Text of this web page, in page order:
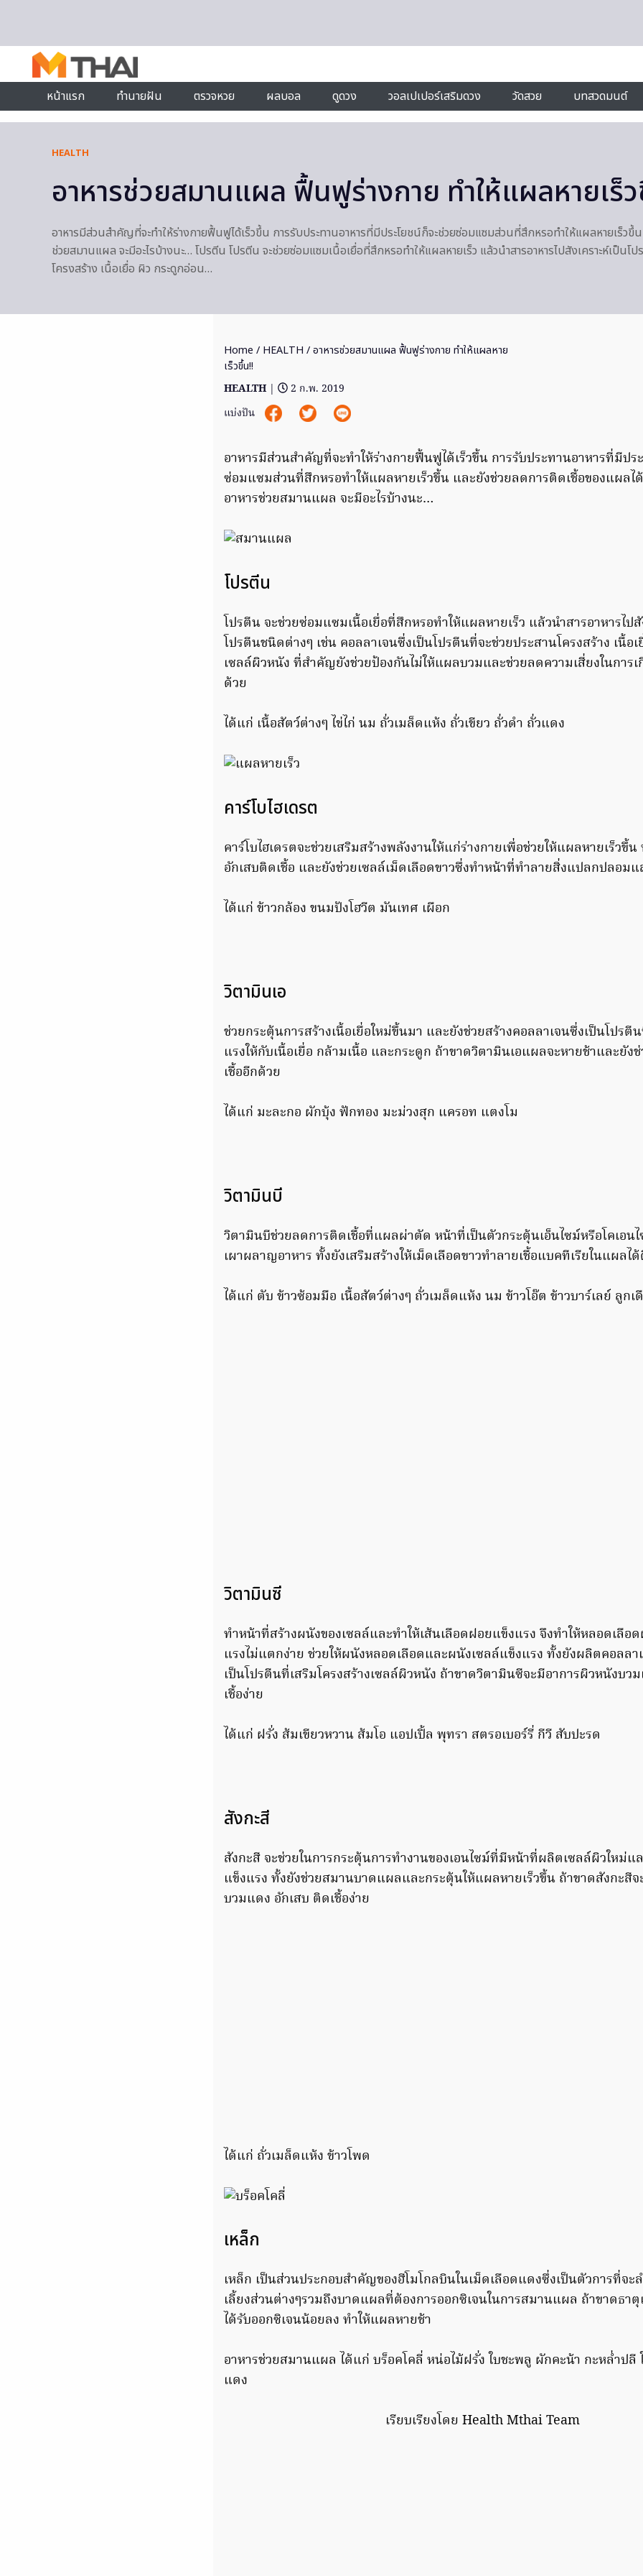
หน้าแรก ทำนายฝัน ตรวจหวย ผลบอล ดูดวง วอลเปเปอร์เสริมดวง วัดสวย บทสวดมนต์
HEALTH
อาหารช่วยสมานแผล ฟื้นฟูร่างกาย ทำให้แผลหายเร็
อาหารมีส่วนสำคัญที่จะทำให้ร่างกายฟื้นฟูได้เร็วขึ้น การรับประทานอาหารที่มีประโยชน์ก็จะช่วยซ่อมแซมส่วนที่สึกหรอทำให้แผลหายเร็ว
ช่วยสมานแผล จะมีอะไรบ้างนะ… โปรตีน โปรตีน จะช่วยซ่อมแซมเนื้อเยื่อที่สึกหรอทำให้แผลหายเร็ว แล้วนำสารอาหารไปสังเคราะห์เป็น
โครงสร้าง เนื้อเยื่อ ผิว กระดูกอ่อน…
Home / HEALTH / อาหารช่วยสมานแผล ฟื้นฟูร่างกาย ทำให้แผลหาย
เร็วขึ้น!!
HEALTH |
2 ก.พ. 2019
แบ่งปัน
อาหารมีส่วนสำคัญที่จะทำให้ร่างกายฟื้นฟูได้เร็วขึ้น การรับประทานอาหารที่มีปร
ซ่อมแซมส่วนที่สึกหรอทำให้แผลหายเร็วขึ้น และยังช่วยลดการติดเชื้อของแผล
อาหารช่วยสมานแผล จะมีอะไรบ้างนะ…
โปรตีน
โปรตีน จะช่วยซ่อมแซมเนื้อเยื่อที่สึกหรอทำให้แผลหายเร็ว แล้วนำสารอาหารไปสั
โปรตีนชนิดต่างๆ เช่น คอลลาเจนซึ่งเป็นโปรตีนที่จะช่วยประสานโครงสร้าง เนื้อ
เซลล์ผิวหนัง ที่สำคัญยังช่วยป้องกันไม่ให้แผลบวมและช่วยลดความเสี่ยงในการ
ด้วย
ได้แก่ เนื้อสัตว์ต่างๆ ไข่ไก่ นม ถั่วเมล็ดแห้ง ถั่วเขียว ถั่วดำ ถั่วแดง
คาร์โบไฮเดรต
คาร์โบไฮเดรตจะช่วยเสริมสร้างพลังงานให้แก่ร่างกายเพื่อช่วยให้แผลหายเร็วขึ้
อักเสบติดเชื้อ และยังช่วยเซลล์เม็ดเลือดขาวซึ่งทำหน้าที่ทำลายสิ่งแปลกปลอมแ
ได้แก่ ข้าวกล้อง ขนมปังโฮวีต มันเทศ เผือก
วิตามินเอ
ช่วยกระตุ้นการสร้างเนื้อเยื่อใหม่ขึ้นมา และยังช่วยสร้างคอลลาเจนซึ่งเป็นโปรตี
แรงให้กับเนื้อเยื่อ กล้ามเนื้อ และกระดูก ถ้าขาดวิตามินเอแผลจะหายช้าและยัง
เชื้ออีกด้วย
ได้แก่ มะละกอ ผักบุ้ง ฟักทอง มะม่วงสุก แครอท แตงโม
วิตามินบี
วิตามินบีช่วยลดการติดเชื้อที่แผลผ่าตัด หน้าที่เป็นตัวกระตุ้นเอ็นไซม์หรือโคเอน
เผาผลาญอาหาร ทั้งยังเสริมสร้างให้เม็ดเลือดขาวทำลายเชื้อแบคทีเรียในแผลไ
ได้แก่ ตับ ข้าวซ้อมมือ เนื้อสัตว์ต่างๆ ถั่วเมล็ดแห้ง นม ข้าวโอ๊ต ข้าวบาร์เลย์ ลูกเ
วิตามินซี
ทำหน้าที่สร้างผนังของเซลล์และทำให้เส้นเลือดฝอยแข็งแรง จึงทำให้หลอดเลือ
แรงไม่แตกง่าย ช่วยให้ผนังหลอดเลือดและผนังเซลล์แข็งแรง ทั้งยังผลิตคอลลา
เป็นโปรตีนที่เสริมโครงสร้างเซลล์ผิวหนัง ถ้าขาดวิตามินซีจะมีอาการผิวหนังบว
เชื้อง่าย
ได้แก่ ฝรั่ง ส้มเขียวหวาน ส้มโอ แอปเปิ้ล พุทรา สตรอเบอร์รี่ กีวี สับปะรด
สังกะสี
สังกะสี จะช่วยในการกระตุ้นการทำงานของเอนไซม์ที่มีหน้าที่ผลิตเซลล์ผิวใหม่แ
แข็งแรง ทั้งยังช่วยสมานบาดแผลและกระตุ้นให้แผลหายเร็วขึ้น ถ้าขาดสังกะสี
บวมแดง อักเสบ ติดเชื้อง่าย
ได้แก่ ถั่วเมล็ดแห้ง ข้าวโพด
เหล็ก
เหล็ก เป็นส่วนประกอบสำคัญของฮีโมโกลบินในเม็ดเลือดแดงซึ่งเป็นตัวการที่จะ
เลี้ยงส่วนต่างๆรวมถึงบาดแผลที่ต้องการออกซิเจนในการสมานแผล ถ้าขาดธา
ได้รับออกซิเจนน้อยลง ทำให้แผลหายช้า
อาหารช่วยสมานแผล ได้แก่ บร็อคโคลี่ หน่อไม้ฝรั่ง ใบชะพลู ผักคะน้า กะหล่ำปลี
แดง
เรียบเรียงโดย Health Mthai Team